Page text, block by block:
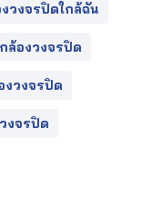
วงจรปิดใกล้ฉัน
ล้องวงจรปิด
งวงจรปิด
งจรปิด